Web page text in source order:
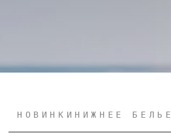
НОВИНКИ НИЖНЕЕ БЕЛЬЕ